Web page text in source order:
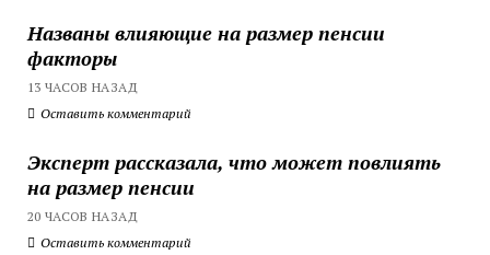
Названы влияющие на размер пенсии
факторы
13 ЧАСОВ НАЗАД
Оставить комментарий
Эксперт рассказала, что может повлиять
на размер пенсии
20 ЧАСОВ НАЗАД
Оставить комментарий